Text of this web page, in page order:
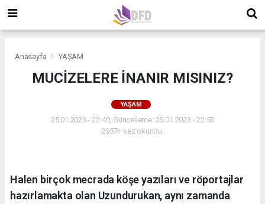
Anasayfa YAŞAM
MUCİZELERE İNANIR MISINIZ?
YAŞAM
25.01.2023 - 22:40, Güncelleme: 25.01.2023 - 22:53
2957+ kez okundu.
Halen birçok mecrada köşe yazıları ve röportajlar
hazırlamakta olan Uzundurukan, aynı zamanda